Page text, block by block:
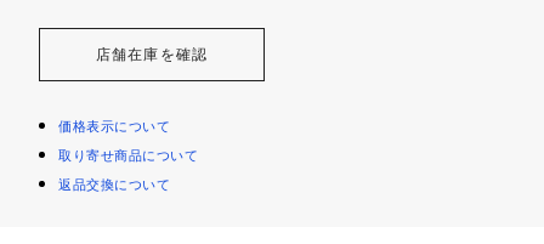
店舗在庫を確認
価格表示について
取り寄せ商品について
返品交換について